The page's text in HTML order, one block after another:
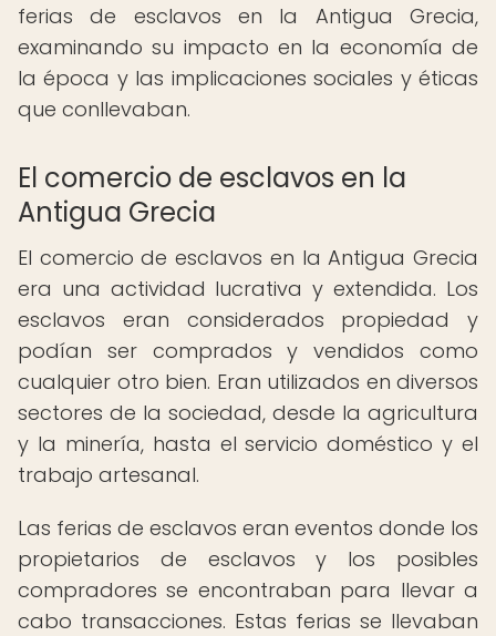
ferias de esclavos en la Antigua Grecia,
examinando su impacto en la economía de
la época y las implicaciones sociales y éticas
que conllevaban.
El comercio de esclavos en la
Antigua Grecia
El comercio de esclavos en la Antigua Grecia
era una actividad lucrativa y extendida. Los
esclavos eran considerados propiedad y
podían ser comprados y vendidos como
cualquier otro bien. Eran utilizados en diversos
sectores de la sociedad, desde la agricultura
y la minería, hasta el servicio doméstico y el
trabajo artesanal.
Las ferias de esclavos eran eventos donde los
propietarios de esclavos y los posibles
compradores se encontraban para llevar a
cabo transacciones. Estas ferias se llevaban